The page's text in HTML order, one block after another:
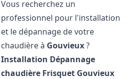
Vous recherchez un
professionnel pour l'installation
et le dépannage de votre
chaudière à Gouvieux?
Installation Dépannage
chaudière Frisquet Gouvieux